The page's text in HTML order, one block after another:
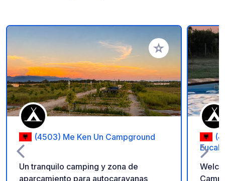
Añadir a tus
(4503) Me Ken Un Campground
Un tranquilo camping y zona de
aparcamiento para autocaravanas